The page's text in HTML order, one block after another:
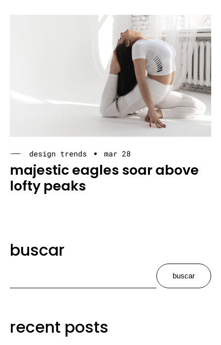
design trends mar 28
majestic eagles soar above
lofty peaks
buscar
buscar
recent posts